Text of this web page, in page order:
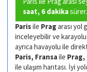
saat, 6 dakikasürer.
Parisile Pragarası yol
inceleyebilir ve
ayrıca havayolu ile
Paris, Fransaile Prag,
ile ulaşım harıtası. İyi